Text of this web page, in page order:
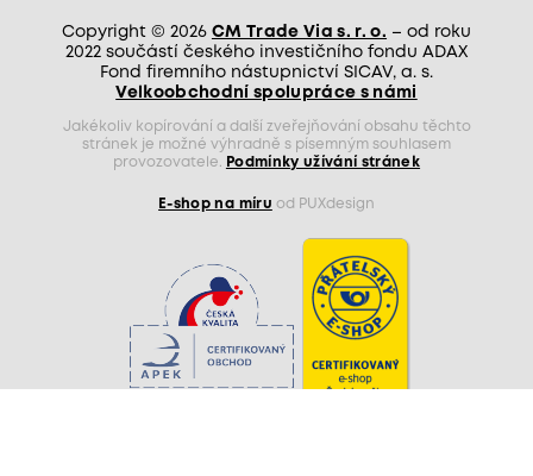
Copyright © 2026 CM Trade Via s. r. o. – od roku
2022 součástí českého investičního fondu ADAX
Fond firemního nástupnictví SICAV, a. s.
Velkoobchodní spolupráce s námi
Jakékoliv kopírování a další zveřejňování obsahu těchto
stránek je možné výhradně s písemným souhlasem
provozovatele.
Podmínky užívání stránek
E-shop na míru od PUXdesign